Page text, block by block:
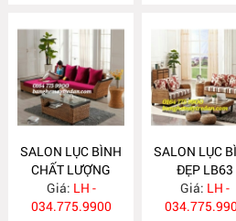
SALON LỤC BÌNH
CHẤT LƯỢNG
CAO LB64
Giá: LH -
034.775.9900
SALON LỤC
ĐẸP LB63
Giá: LH -